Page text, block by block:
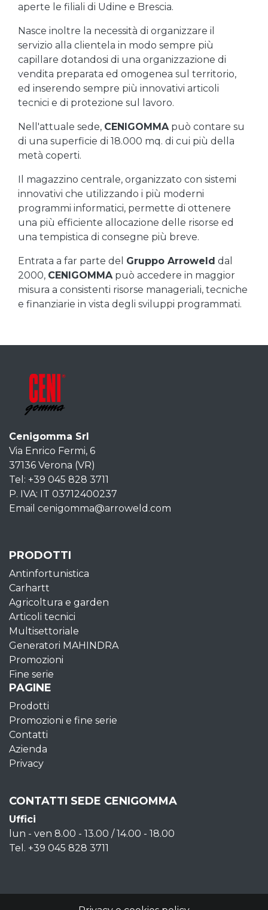
aperte le filiali di Udine e Brescia.
Nasce inoltre la necessità di organizzare il
servizio alla clientela in modo sempre più
capillare dotandosi di una organizzazione di
vendita preparata ed omogenea sul territorio,
ed inserendo sempre più innovativi articoli
tecnici e di protezione sul lavoro.
Nell'attuale sede, CENIGOMMApuò contare su
di una superficie di 18.000 mq. di cui più della
metà coperti.
Il magazzino centrale, organizzato con sistemi
innovativi che utilizzando i più moderni
programmi informatici, permette di ottenere
una più efficiente allocazione delle risorse ed
una tempistica di consegne più breve.
Entrata a far parte del Gruppo Arroweld dal
2000, CENIGOMMApuò accedere in maggior
misura a consistenti risorse manageriali, tecniche
e finanziarie in vista degli sviluppi programmati.
Cenigomma Srl
Via Enrico Fermi, 6
37136 Verona (VR)
Tel: +39 045 828 3711
P. IVA: IT 03712400237
Email cenigomma@arroweld.com
PRODOTTI
Antinfortunistica
Carhartt
Agricoltura e garden
Articoli tecnici
Multisettoriale
Generatori MAHINDRA
Promozioni
Fine serie
PAGINE
Prodotti
Promozioni e fine serie
Contatti
Azienda
Privacy
CONTATTI SEDE CENIGOMMA
Uffici
lun - ven 8.00 - 13.00 / 14.00 - 18.00
Tel. +39 045 828 3711